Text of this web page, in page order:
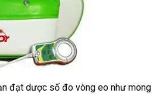
đạt dược số đo vòng eo như mong